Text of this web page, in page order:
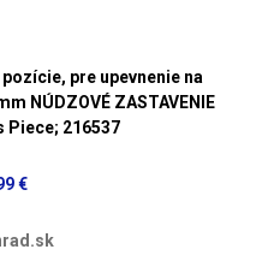
pre upevnenie na
NÚDZOVÉ ZASTAVENIE
Piece; 216537
€